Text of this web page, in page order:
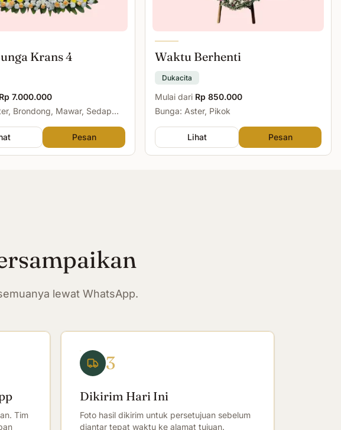
Krans 4
Rp 7.000.000
Brondong, Mawar, Sedap
Pesan
Waktu Berhenti
Dukacita
Mulai dari Rp 850.000
Bunga: Aster, Pikok
Lihat Pesan
lewat WhatsApp.
Tim
3
Dikirim Hari Ini
Foto hasil dikirim untuk persetujuan sebelum
diantar tepat waktu ke alamat tujuan.